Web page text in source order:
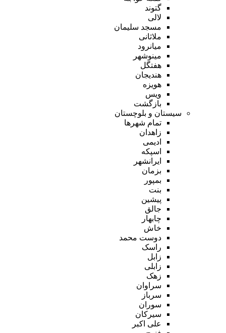
گتوند
لالی
مسجد سلیمان
ملاثانی
میانرود
مینوشهر
هفتگل
هندیجان
هویزه
ویس
بازگشت
سیستان و بلوچستان
تمام شهر‌ها
زاهدان
ادیمی
اسپکه
ایرانشهر
بزمان
بمپور
بنت
پیشین
جالق
چابهار
خاش
دوست محمد
راسک
زابل
زابلی
زهک
سراوان
سرباز
سوران
سیرکان
علی اکبر